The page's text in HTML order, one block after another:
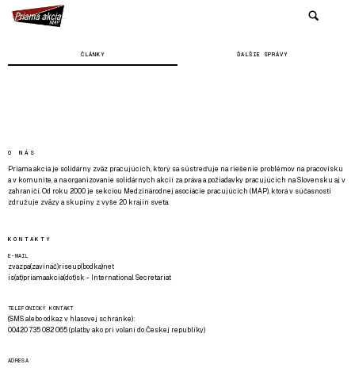
ČLÁNKY ĎALŠIE SPRÁVY
O NÁS
Priama akcia je solidárny zväz pracujúcich, ktorý sa sústreďuje na riešenie problémov na pracovisku
a v komunite, a na organizovanie solidárnych akcií za práva a požiadavky pracujúcich na Slovensku aj v
zahraničí. Od roku 2000 je sekciou Medzinárodnej asociácie pracujúcich (MAP), ktorá v súčasnosti
združuje zväzy a skupiny z vyše 20 krajín sveta.
KONTAKTY
E-MAIL
zvazpa(zavináč)riseup(bodka)net
is(at)priamaakcia(dot)sk - International Secretariat
TELEFONICKÝ KONTAKT
(SMS alebo odkaz v hlasovej schránke):
00420 735 082 065 (platby ako pri volaní do Českej republiky)
ADRESA